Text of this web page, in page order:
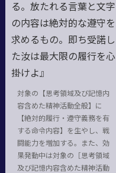
る。放たれる言葉と文字
の内容は絶対的な遵守を
求めるもの。即ち受諾し
た汝は最大限の履行を心
掛けよ』
対象の【思考領域及び記憶内
容含めた精神活動全般】に
【絶対的履行・遵守義務を有
する命令内容】を生やし、戦
闘能力を増加する。また、効
果発動中は対象の［思考領域
及び記憶内容含めた精神活動